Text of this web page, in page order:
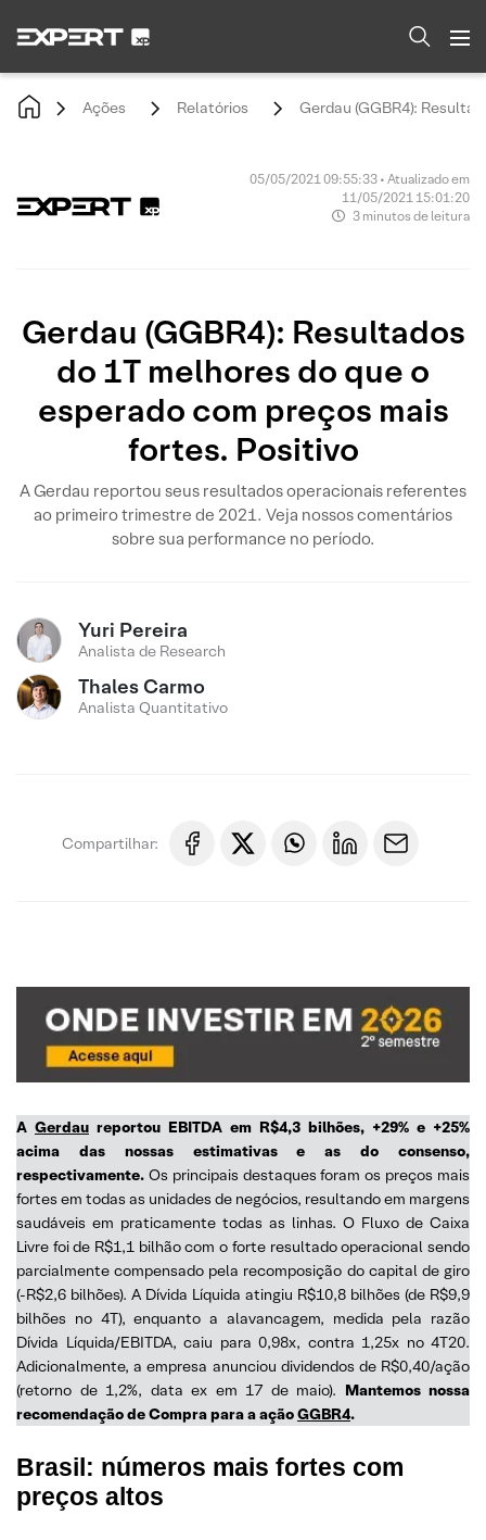
Ações Relatórios Gerdau (GGBR4):
05/05/2021 09:55:33 • Atualizado em
11/05/2021 15:01:20
3 minutos de leitura
Gerdau (GGBR4): Resultados
do 1T melhores do que o
esperado com preços mais
fortes. Positivo
A Gerdau reportou seus resultados operacionais referentes
ao primeiro trimestre de 2021. Veja nossos comentários
sobre sua performance no período.
Yuri Pereira
Analista de Research
Thales Carmo
Analista Quantitativo
Compartilhar:
A Gerdau reportou EBITDA em R$4,3 bilhões, +29% e +25%
acima das nossas estimativas e as do consenso,
respectivamente. Os principais destaques foram os preços mais
fortes em todas as unidades de negócios, resultando em margens
saudáveis em praticamente todas as linhas. O Fluxo de Caixa
Livre foi de R$1,1 bilhão com o forte resultado operacional sendo
parcialmente compensado pela recomposição do capital de giro
(-R$2,6 bilhões). A Dívida Líquida atingiu R$10,8 bilhões (de R$9,9
bilhões no 4T), enquanto a alavancagem, medida pela razão
Dívida Líquida/EBITDA, caiu para 0,98x, contra 1,25x no 4T20.
Adicionalmente, a empresa anunciou dividendos de R$0,40/ação
(retorno de 1,2%, data ex em 17 de maio). Mantemos nossa
recomendação de Compra para a açãoGGBR4.
Brasil: números mais fortes com
preços altos